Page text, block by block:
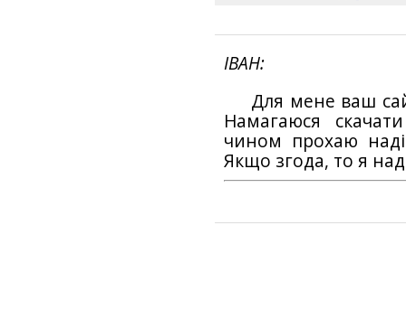
ІВАН
Для мене ваш
Намагаюся
чином прохаю
Якщо згода, то я